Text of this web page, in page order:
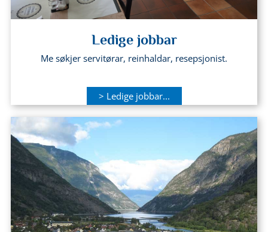
Ledige jobbar
Me søkjer servitørar, reinhaldar, resepsjonist.
> Ledige jobbar...